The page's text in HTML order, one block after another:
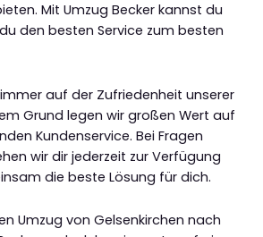
Mit Umzug Becker kannst du
den besten Service zum besten
auf der Zufriedenheit unserer
Grund legen wir großen Wert auf
Kundenservice. Bei Fragen
wir dir jederzeit zur Verfügung
die beste Lösung für dich.
Umzug von Gelsenkirchen nach